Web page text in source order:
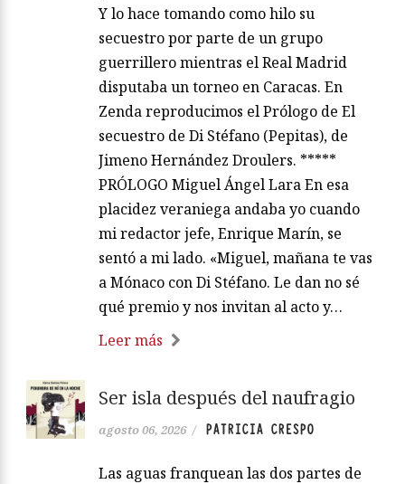
Y lo hace tomando como hilo su
secuestro por parte de un grupo
guerrillero mientras el Real Madrid
disputaba un torneo en Caracas. En
Zenda reproducimos el Prólogo de El
secuestro de Di Stéfano (Pepitas), de
Jimeno Hernández Droulers. *****
PRÓLOGO Miguel Ángel Lara En esa
placidez veraniega andaba yo cuando
mi redactor jefe, Enrique Marín, se
sentó a mi lado. «Miguel, mañana te vas
a Mónaco con Di Stéfano. Le dan no sé
qué premio y nos invitan al acto y…
Leer más
Ser isla después del naufragio
agosto 06, 2026 / PATRICIA CRESPO
Las aguas franquean las dos partes de